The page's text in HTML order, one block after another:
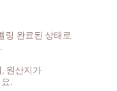
링 완료된 상태로
원산지가
.